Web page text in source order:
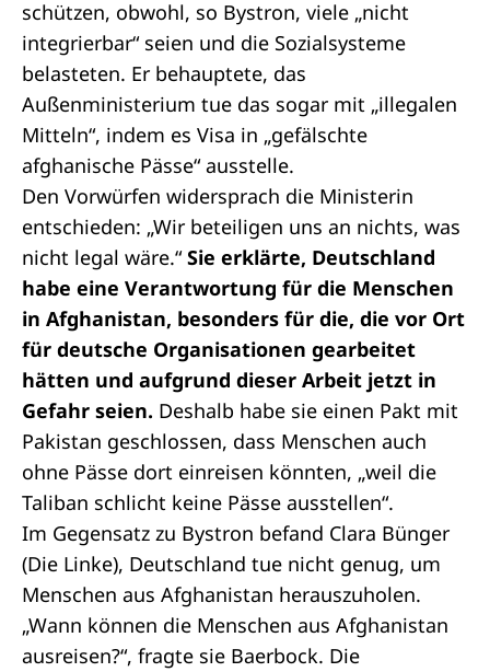
schützen, obwohl, so Bystron, viele „nicht
integrierbar“ seien und die Sozialsysteme
belasteten. Er behauptete, das
Außenministerium tue das sogar mit „illegalen
Mitteln“, indem es Visa in „gefälschte
afghanische Pässe“ ausstelle.
Den Vorwürfen widersprach die Ministerin
entschieden: „Wir beteiligen uns an nichts, was
nicht legal wäre.“Sie erklärte, Deutschland
habe eine Verantwortung für die Menschen
in Afghanistan, besonders für die, die vor Ort
für deutsche Organisationen gearbeitet
hätten und aufgrund dieser Arbeit jetzt in
Gefahr seien. Deshalb habe sie einen Pakt mit
Pakistan geschlossen, dass Menschen auch
ohne Pässe dort einreisen könnten, „weil die
Taliban schlicht keine Pässe ausstellen“.
Im Gegensatz zu Bystron befand Clara Bünger
(Die Linke), Deutschland tue nicht genug, um
Menschen aus Afghanistan herauszuholen.
„Wann können die Menschen aus Afghanistan
ausreisen?“, fragte sie Baerbock. Die